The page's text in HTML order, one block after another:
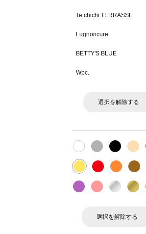
Te chichi TERRASSE
Lugnoncure
BETTY'S BLUE
Wpc.
選択を解除する
選択を解除する